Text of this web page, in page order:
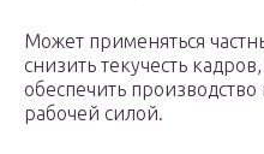
Может применяться
снизить текучесть
обеспечить
рабочей силой.